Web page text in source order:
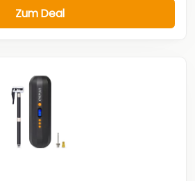
Zum Deal